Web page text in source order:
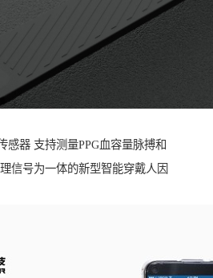
感器 支持测量PPG血容量脉搏和
信号为一体的新型智能穿戴人因